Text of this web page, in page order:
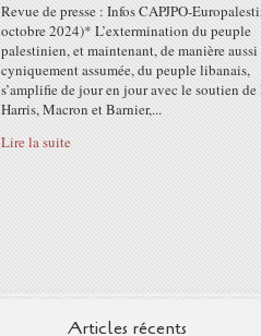
Revue de presse : Infos CAPJPO-
octobre 2024)* L’extermination du peuple
palestinien, et maintenant, de manière aussi
cyniquement assumée, du peuple libanais,
s’amplifie de jour en jour avec le soutien
Harris, Macron et Barnier,...
Lire la suite
Articles récents